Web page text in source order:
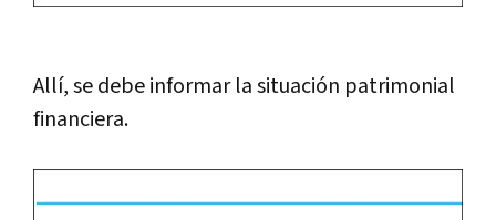
Allí, se debe informar la situación patrimonial
financiera.